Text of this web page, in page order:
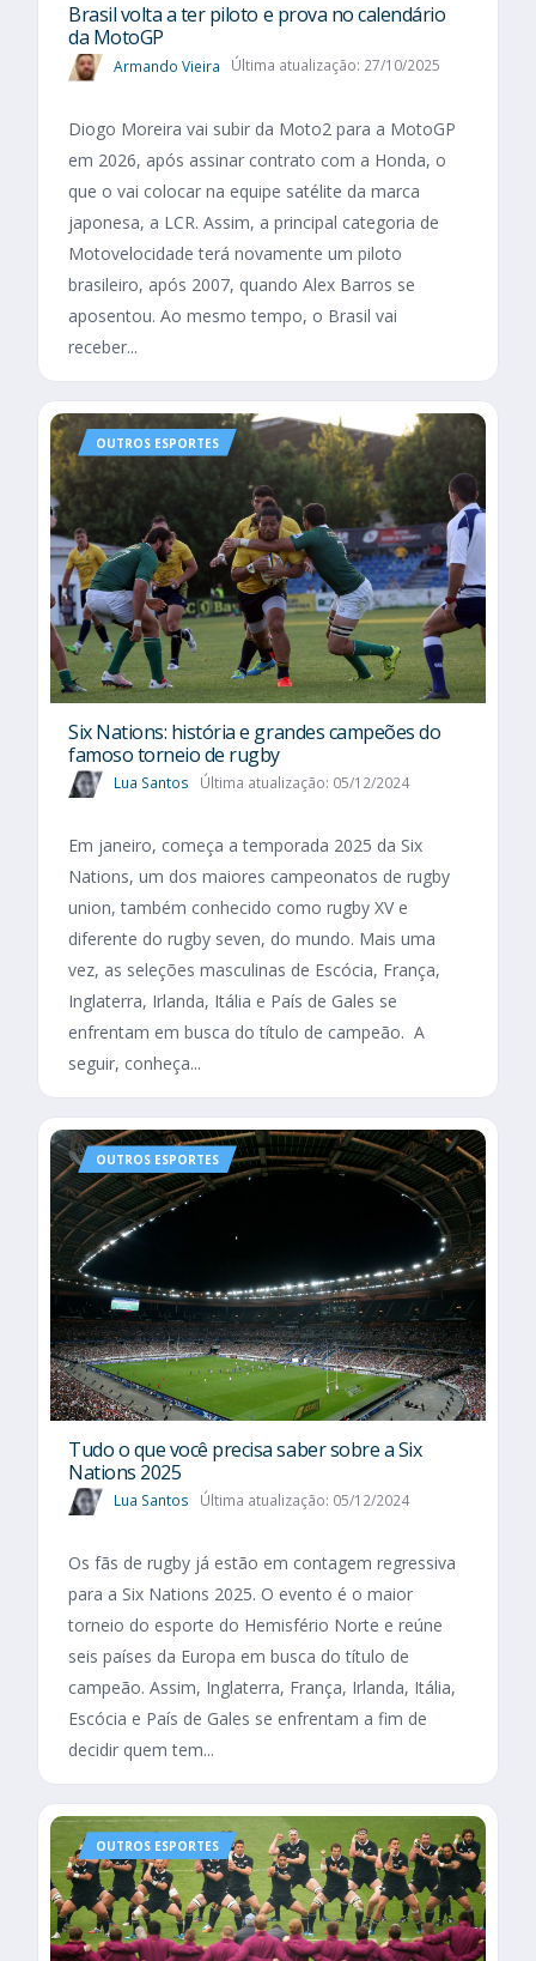
Brasil volta a ter piloto e prova no calendário
da MotoGP
Armando Vieira Última atualização: 27/10/2025
Diogo Moreira vai subir da Moto2 para a MotoGP
em 2026, após assinar contrato com a Honda, o
que o vai colocar na equipe satélite da marca
japonesa, a LCR. Assim, a principal categoria de
Motovelocidade terá novamente um piloto
brasileiro, após 2007, quando Alex Barros se
aposentou. Ao mesmo tempo, o Brasil vai
receber...
OUTROS ESPORTES
Six Nations​: história e grandes campeões do
famoso torneio de rugby
Lua Santos Última atualização: 05/12/2024
Em janeiro, começa a temporada 2025 da Six
Nations, um dos maiores campeonatos de rugby
union, também conhecido como rugby XV e
diferente do rugby seven, do mundo. Mais uma
vez, as seleções masculinas de Escócia, França,
Inglaterra, Irlanda, Itália e País de Gales se
enfrentam em busca do título de campeão. A
seguir, conheça...
OUTROS ESPORTES
Tudo o que você precisa saber sobre a Six
Nations 2025​
Lua Santos Última atualização: 05/12/2024
Os fãs de rugby já estão em contagem regressiva
para a Six Nations 2025. O evento é o maior
torneio do esporte do Hemisfério Norte e reúne
seis países da Europa em busca do título de
campeão. Assim, Inglaterra, França, Irlanda, Itália,
Escócia e País de Gales se enfrentam a fim de
decidir quem tem...
OUTROS ESPORTES